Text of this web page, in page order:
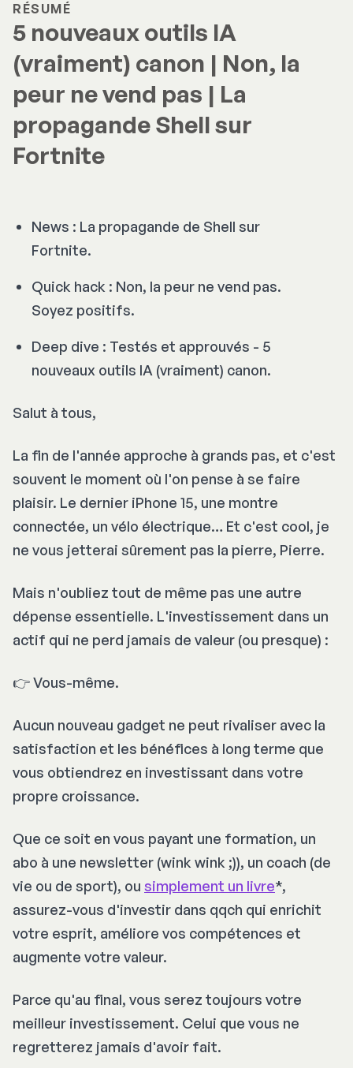
RÉSUMÉ
5 nouveaux outils IA
(vraiment) canon | Non, la
peur ne vend pas | La
propagande Shell sur
Fortnite
News : La propagande de Shell sur
Fortnite.
Quick hack : Non, la peur ne vend pas.
Soyez positifs.
Deep dive : Testés et approuvés - 5
nouveaux outils IA (vraiment) canon.
Salut à tous,
La fin de l'année approche à grands pas, et c'est
souvent le moment où l'on pense à se faire
plaisir. Le dernier iPhone 15, une montre
connectée, un vélo électrique… Et c'est cool, je
ne vous jetterai sûrement pas la pierre, Pierre.
Mais n'oubliez tout de même pas une autre
dépense essentielle. L'investissement dans un
actif qui ne perd jamais de valeur (ou presque) :
👉 Vous-même.
Aucun nouveau gadget ne peut rivaliser avec la
satisfaction et les bénéfices à long terme que
vous obtiendrez en investissant dans votre
propre croissance.
Que ce soit en vous payant une formation, un
abo à une newsletter (wink wink ;)), un coach (de
vie ou de sport), ou simplement un livre*,
assurez-vous d'investir dans qqch qui enrichit
votre esprit, améliore vos compétences et
augmente votre valeur.
Parce qu'au final, vous serez toujours votre
meilleur investissement. Celui que vous ne
regretterez jamais d'avoir fait.